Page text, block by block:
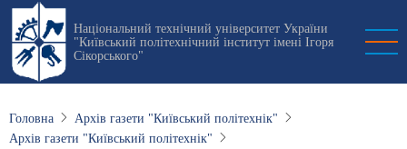
Перейти
основного
вмісту
Національний технічний університет України
"Київський політехнічний інститут імені Ігоря
Сікорського"
Головна
Архів газети "Київський політехнік"
Архів газети "Київський політехнік"